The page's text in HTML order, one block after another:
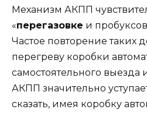
Механизм АКПП
«перегазовке и
Частое повторение таких
перегреву коробки
самостоятельного выезда
АКПП значительно
сказать, имея коробку